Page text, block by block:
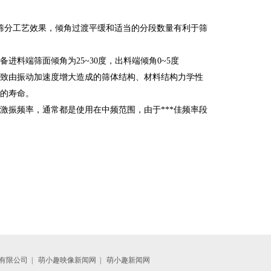
工艺效果，倾角过渡平缓和适当的分段数量有利于筛
进料端筛面倾角为25~30度，出料端倾角0~5度
由振动加速度增大造成的筛体结构、材料结构力学性
寿命。
振频率，通常都是使用在中频范围，由于***佳频率段
限公司 萌小趣映像新闻网 萌小趣新闻网